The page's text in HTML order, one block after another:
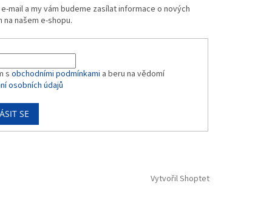
mail a my vám budeme zasílat informace o nových
našem e-shopu.
sobchodními podmínkami a beru na vědomí
osobních údajů
SE
Vytvořil Shoptet